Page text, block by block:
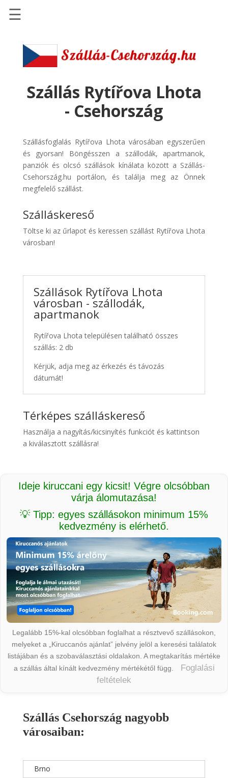
Szállások
Szállásinfo.eu
pénzvisszatérítéssel
Discover
Cars
Transzfer
Kiwi
Taxi
☰
Szállás Rytířova Lhota
- Csehország
Szállásfoglalás Rytířova Lhota városában egyszerűen
és gyorsan! Böngésszen a szállodák, apartmanok,
panziók és olcsó szállások kínálata között a Szállás-
Csehország.hu portálon, és találja meg az Önnek
megfelelő szállást.
Szálláskereső
Töltse ki az űrlapot és keressen szállást Rytířova Lhota
városban!
Szállások Rytířova Lhota
városban - szállodák,
apartmanok
Rytířova Lhota településen található összes
szállás: 2 db
Kérjük, adja meg az érkezés és távozás
dátumát!
Térképes szálláskereső
Használja a nagyítás/kicsinyítés funkciót és kattintson
a kiválasztott szállásra!
Ideje kiruccani egy kicsit! Végre olcsóbban
várja álomutazása!
💡 Tipp: egyes szállásokon minimum 15%
kedvezmény is elérhető.
Legalább 15%-kal olcsóbban foglalhat a résztvevő szállásokon,
melyeket a „Kiruccanós ajánlat” jelvény jelöl a keresési találatok
listájában és a szobaválasztási oldalakon. A megtakarítás mértéke
a szállás által kínált kedvezmény mértékétől függ.
Foglalási
feltételek
Szállás Csehország nagyobb
városaiban:
Brno